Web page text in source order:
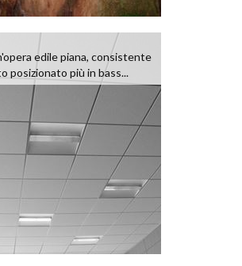
edile piana, consistente
posizionato più in bass...